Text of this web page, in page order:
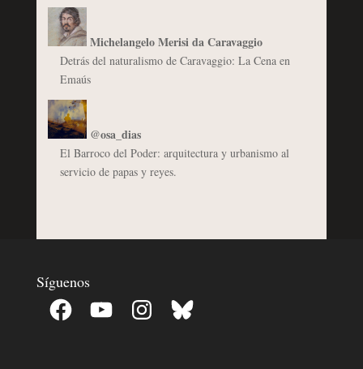
Michelangelo Merisi da Caravaggio
Detrás del naturalismo de Caravaggio: La Cena en
Emaús
@osa_dias
El Barroco del Poder: arquitectura y urbanismo al
servicio de papas y reyes.
Síguenos
Facebook YouTube InstagramBluesky